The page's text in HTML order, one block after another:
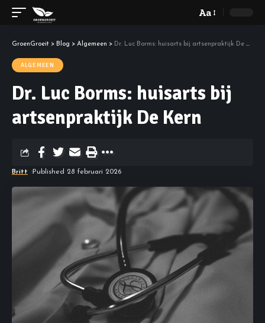
Aa
GroenGroeit > Blog > Algemeen > Dr. Luc Borms: huisarts bij artsenpraktijk De Kern
ALGEMEEN
Dr. Luc Borms: huisarts bij
artsenpraktijk De Kern
Britt Published 28 februari 2026